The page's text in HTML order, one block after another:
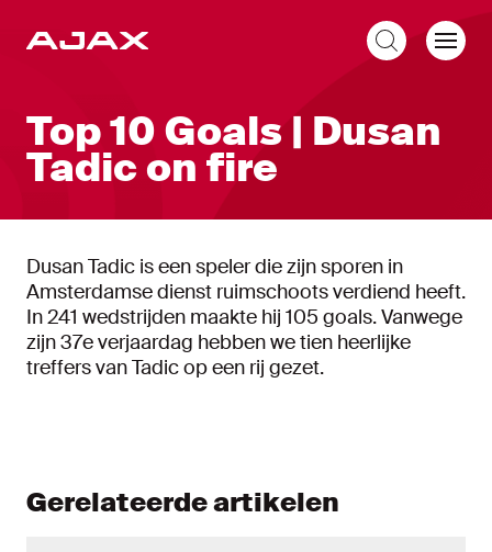
Top 10 Goals | Dusan
Tadic on fire
Dusan Tadic is een speler die zijn sporen in
Amsterdamse dienst ruimschoots verdiend heeft.
In 241 wedstrijden maakte hij 105 goals. Vanwege
zijn 37e verjaardag hebben we tien heerlijke
treffers van Tadic op een rij gezet.
Gerelateerde artikelen